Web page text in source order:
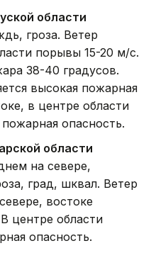
области
гроза. Ветер
порывы 15-20 м/с.
38-40 градусов.
высокая пожарная
в центре области
опасность.
области
на севере,
град, шквал. Ветер
востоке
центре области
опасность.